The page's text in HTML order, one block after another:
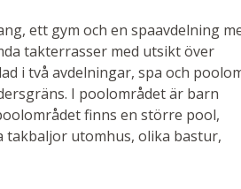
ett gym och en spaavdelning
takterrasser med utsikt över
i två avdelningar, spa och
I poolområdet är barn
finns en större pool,
utomhus, olika bastur,